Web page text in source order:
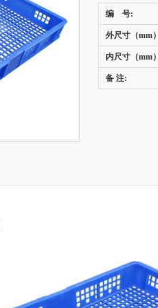
编 号:
外尺寸（mm
内尺寸（mm
备 注: